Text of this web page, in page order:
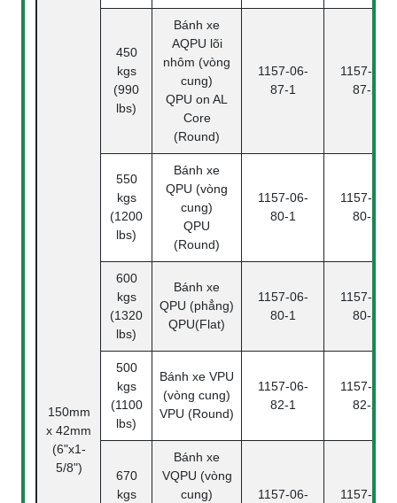
150mm
x 42mm
(6"x1-
5/8")
450
kgs
(990
lbs)
Bánh xe
AQPU lõi
nhôm (vòng
cung)
QPU on AL
Core
(Round)
1157-06-
87-1
1157-06-
87-2
550
kgs
(1200
lbs)
Bánh xe
QPU (vòng
cung)
QPU
(Round)
1157-06-
80-1
1157-06-
80-2
600
kgs
(1320
lbs)
Bánh xe
QPU (phẳng)
QPU(Flat)
1157-06-
80-1
1157-06-
80-2
500
kgs
(1100
lbs)
Bánh xe VPU
(vòng cung)
VPU (Round)
1157-06-
82-1
1157-06-
82-2
670
kgs
Bánh xe
VQPU (vòng
cung)
1157-06-
1157-06-